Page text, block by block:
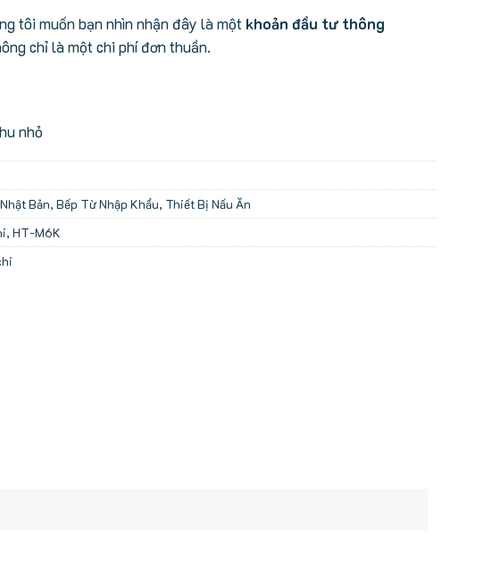
tôi muốn bạn nhìn nhận đây là một khoản đầu tư thông
chỉ là một chi phí đơn thuần.
nhỏ
Bản, Bếp Từ Nhập Khẩu, Thiết Bị Nấu Ăn
, HT-M6K